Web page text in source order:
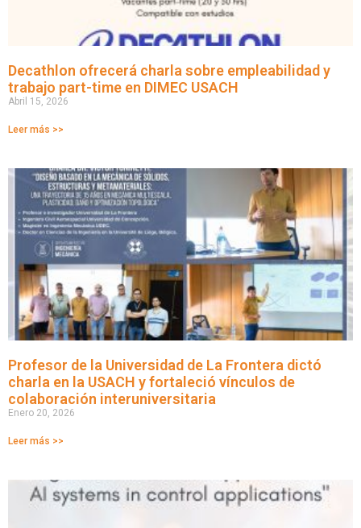
Decathlon ofrecerá charla sobre empleabilidad y
trabajo part-time en DIMEC USACH
Abril 15, 2026
Leer más >>
Profesor de la Universidad de La Frontera dictó
charla en la USACH y fortaleció vínculos de
colaboración interuniversitaria
Enero 20, 2026
Leer más >>